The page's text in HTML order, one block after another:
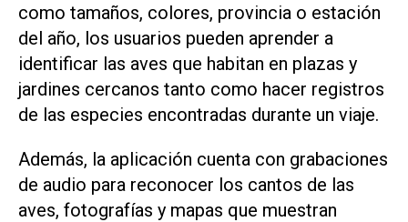
como tamaños, colores, provincia o estación
del año, los usuarios pueden aprender a
identificar las aves que habitan en plazas y
jardines cercanos tanto como hacer registros
de las especies encontradas durante un viaje.
Además, la aplicación cuenta con grabaciones
de audio para reconocer los cantos de las
aves, fotografías y mapas que muestran